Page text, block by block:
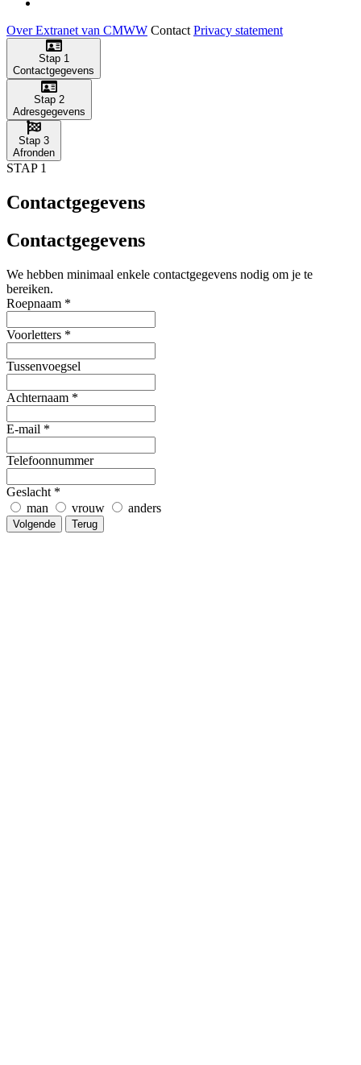
Over Extranet van CMWW Contact Privacy statement
Stap 1
Contactgegevens
Stap 2
Adresgegevens
Stap 3
Afronden
STAP 1
Contactgegevens
Contactgegevens
We hebben minimaal enkele contactgegevens nodig om je te
bereiken.
Roepnaam *
Voorletters *
Tussenvoegsel
Achternaam *
E-mail *
Telefoonnummer
Geslacht *
man
vrouw anders
Volgende Terug